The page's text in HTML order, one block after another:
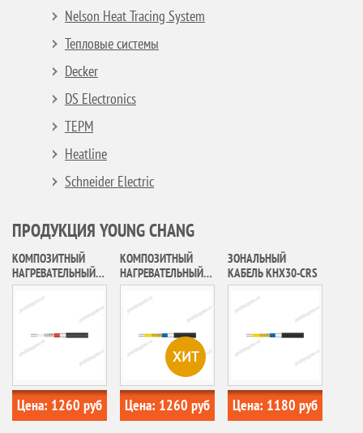
Nelson Heat Tracing System
Тепловые системы
Decker
DS Electronics
ТЕРМ
Heatline
Schneider Electric
ПРОДУКЦИЯ YOUNG CHANG
КОМПОЗИТНЫЙ
НАГРЕВАТЕЛЬНЫЙ
КАБЕЛЬ YSM2
Цена: 1260 руб
КОМПОЗИТНЫЙ
НАГРЕВАТЕЛЬНЫЙ
КАБЕЛЬ KHX30-CR
ХИТ
Цена: 1260 руб
ЗОНАЛЬНЫЙ
КАБЕЛЬ KHX30-CRS
Цена: 1180 руб